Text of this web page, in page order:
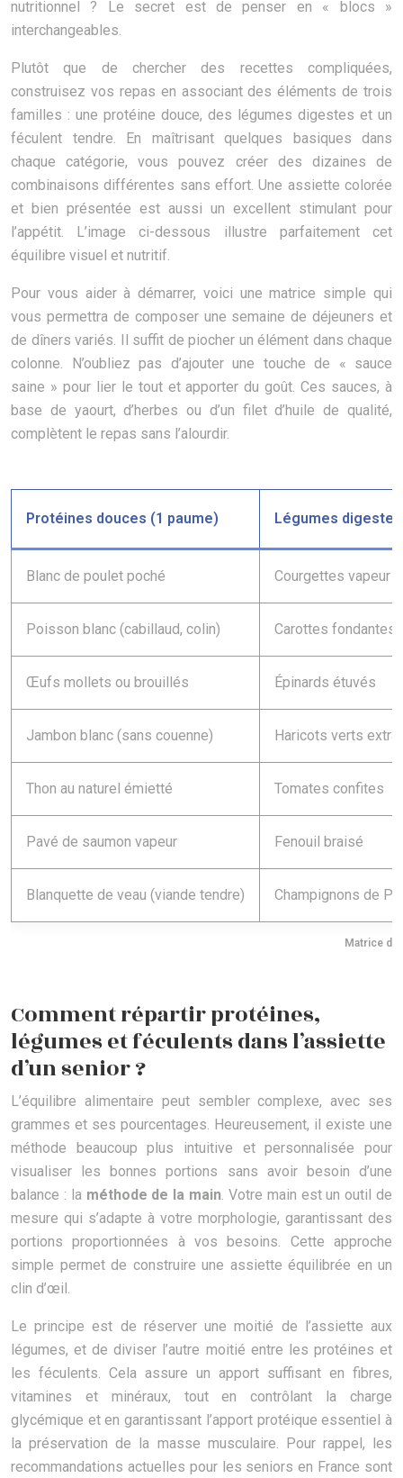
nutritionnel ? Le secret est de penser en « blocs »
interchangeables.
Plutôt que de chercher des recettes compliquées,
construisez vos repas en associant des éléments de trois
familles : une protéine douce, des légumes digestes et un
féculent tendre. En maîtrisant quelques basiques dans
chaque catégorie, vous pouvez créer des dizaines de
combinaisons différentes sans effort. Une assiette colorée
et bien présentée est aussi un excellent stimulant pour
l’appétit. L’image ci-dessous illustre parfaitement cet
équilibre visuel et nutritif.
Pour vous aider à démarrer, voici une matrice simple qui
vous permettra de composer une semaine de déjeuners et
de dîners variés. Il suffit de piocher un élément dans chaque
colonne. N’oubliez pas d’ajouter une touche de « sauce
saine » pour lier le tout et apporter du goût. Ces sauces, à
base de yaourt, d’herbes ou d’un filet d’huile de qualité,
complètent le repas sans l’alourdir.
Matrice
Protéines douces (1 paume) Légumes
Blanc de poulet poché Courgettes vapeur
Poisson blanc (cabillaud, colin) Carottes fondantes
Œufs mollets ou brouillés Épinards étuvés
Jambon blanc (sans couenne) Haricots verts
Thon au naturel émietté Tomates confites
Pavé de saumon vapeur Fenouil braisé
Blanquette de veau (viande tendre) Champignons de
Comment répartir protéines,
légumes et féculents dans l’assiette
d’un senior ?
L’équilibre alimentaire peut sembler complexe, avec ses
grammes et ses pourcentages. Heureusement, il existe une
méthode beaucoup plus intuitive et personnalisée pour
visualiser les bonnes portions sans avoir besoin d’une
balance : la méthode de la main . Votre main est un outil de
mesure qui s’adapte à votre morphologie, garantissant des
portions proportionnées à vos besoins. Cette approche
simple permet de construire une assiette équilibrée en un
clin d’œil.
Le principe est de réserver une moitié de l’assiette aux
légumes, et de diviser l’autre moitié entre les protéines et
les féculents. Cela assure un apport suffisant en fibres,
vitamines et minéraux, tout en contrôlant la charge
glycémique et en garantissant l’apport protéique essentiel à
la préservation de la masse musculaire. Pour rappel, les
recommandations actuelles pour les seniors en France sont